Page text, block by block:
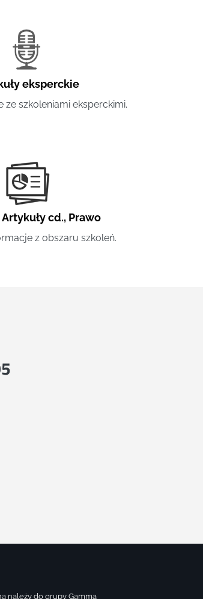
eksperckie
ze szkoleniami eksperckimi.
Artykuły cd., Prawo
z obszaru szkoleń.
należy do grupy Gamma